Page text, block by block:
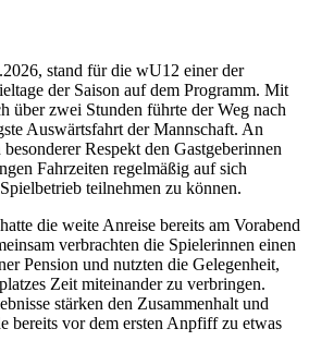
stand für die wU12 einer der
der Saison auf dem Programm. Mit
über zwei Stunden führte der Weg nach
Auswärtsfahrt der Mannschaft. An
Respekt den Gastgeberinnen
Fahrzeiten regelmäßig auf sich
teilnehmen zu können.
die weite Anreise bereits am Vorabend
verbrachten die Spielerinnen einen
Pension und nutzten die Gelegenheit,
Zeit miteinander zu verbringen.
stärken den Zusammenhalt und
bereits vor dem ersten Anpfiff zu etwas